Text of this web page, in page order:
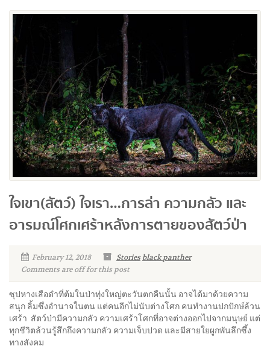
ใจเขา(สัตว์) ใจเรา…การล่า ความกลัว และ
อารมณ์โศกเศร้าหลังการตายของสัตว์ป่า
February 12, 2018 Stories black panther
Comments are off for this post
ซุปหางเสือดำที่ต้มในป่าทุ่งใหญ่ตะวันตกคืนนั้น อาจได้มาด้วยความ
สนุก ลิ้มซึ่งอำนาจในตน แต่คนอีกไม่นับต่างโศก คนทำงานปกปักษ์ล้วน
เศร้า สัตว์ป่ามีความกลัว ความเศร้าโศกที่อาจต่างออกไปจากมนุษย์ แต่
ทุกชีวิตล้วนรู้สึกถึงความกลัว ความเจ็บปวด และมีสายใยผูกพันลึกซึ้ง
ทางสังคม